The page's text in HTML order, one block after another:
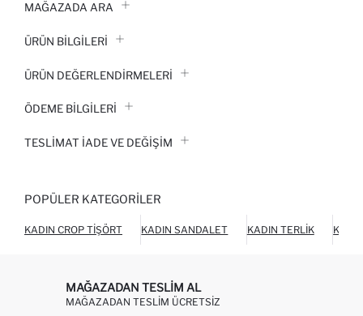
MAĞAZADA ARA
ÜRÜN BILGILERI
ÜRÜN DEĞERLENDİRMELERİ
ÖDEME BİLGİLERİ
TESLIMAT İADE VE DEĞIŞIM
POPÜLER KATEGORILER
KADIN CROP TIŞÖRT KADIN SANDALET KADIN TERLIK
MAĞAZADAN TESLIM AL
MAĞAZADAN TESLIM ÜCRETSIZ